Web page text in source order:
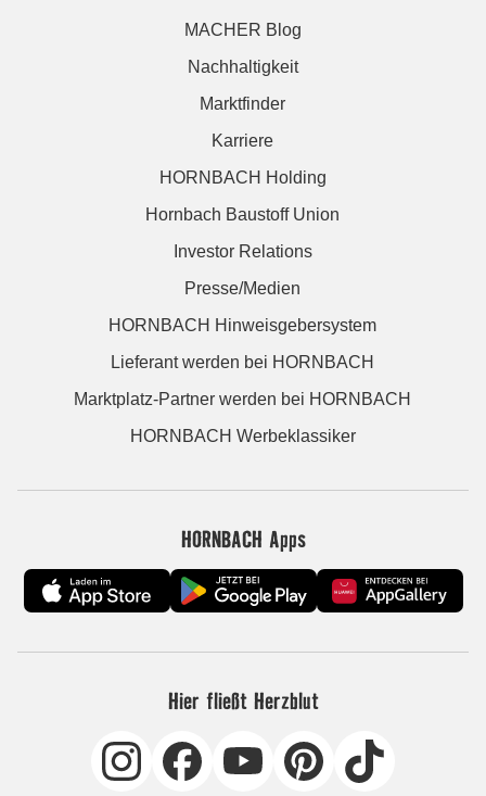
MACHER Blog
Nachhaltigkeit
Marktfinder
Karriere
HORNBACH Holding
Hornbach Baustoff Union
Investor Relations
Presse/Medien
HORNBACH Hinweisgebersystem
Lieferant werden bei HORNBACH
Marktplatz-Partner werden bei HORNBACH
HORNBACH Werbeklassiker
HORNBACH Apps
Hier fließt Herzblut